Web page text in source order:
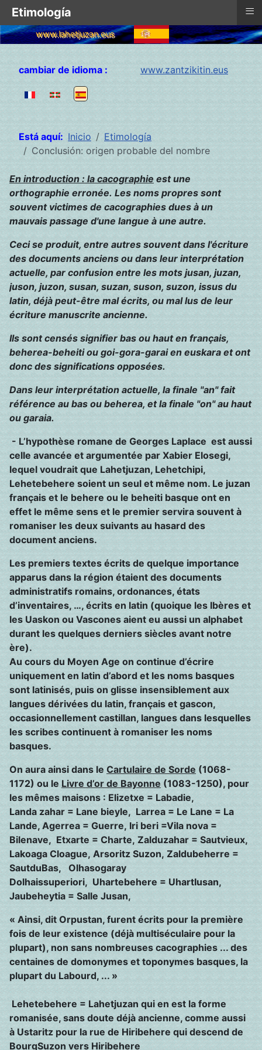
www.lahetjuzan.eus
Seleccione su idioma
cambiar de idioma : www.zantzikitin.eus
Está aquí: Inicio
Etimología
Conclusión: origen probable del nombre
En introduction : la cacographie est une
orthographie erronée. Les noms propres sont
souvent victimes de cacographies dues à un
mauvais passage d'une langue à une autre.
Ceci se produit, entre autres souvent dans l'écriture
des documents anciens ou dans leur interprétation
actuelle, par confusion entre les mots jusan, juzan,
juson, juzon, susan, suzan, suson, suzon, issus du
latin, déjà peut-être mal écrits, ou mal lus de leur
écriture manuscrite ancienne.
Ils sont censés signifier bas ou haut en français,
beherea-beheiti ou goi-gora-garai en euskara et ont
donc des significations opposées.
Dans leur interprétation actuelle, la finale "an" fait
référence au bas ou beherea, et la finale "on" au haut
ou garaia.
- L’hypothèse romane de Georges Laplace est aussi
celle avancée et argumentée par Xabier Elosegi,
lequel voudrait que Lahetjuzan, Lehetchipi,
Lehetebehere soient un seul et même nom. Le juzan
français et le behere ou le beheiti basque ont en
effet le même sens et le premier servira souvent à
romaniser les deux suivants au hasard des
document anciens.
Les premiers textes écrits de quelque importance
apparus dans la région étaient des documents
administratifs romains, ordonances, états
d’inventaires, …, écrits en latin (quoique les Ibères et
les Uaskon ou Vascones aient eu aussi un alphabet
durant les quelques derniers siècles avant notre
ère).
Au cours du Moyen Age on continue d’écrire
uniquement en latin d’abord et les noms basques
sont latinisés, puis on glisse insensiblement aux
langues dérivées du latin, français et gascon,
occasionnellement castillan, langues dans lesquelles
les scribes continuent à romaniser les noms
basques.
On aura ainsi dans le Cartulaire de Sorde (1068-
1172) ou le Livre d’or de Bayonne (1083-1250), pour
les mêmes maisons : Elizetxe = Labadie,
Landa zahar = Lane bieyle, Larrea = Le Lane = La
Lande, Agerrea = Guerre, Iri beri =Vila nova =
Bilenave, Etxarte = Charte, Zalduzahar = Sautvieux,
Lakoaga Cloague, Arsoritz Suzon, Zaldubeherre =
SautduBas, Olhasogaray
Dolhaissuperiori, Uhartebehere = UhartIusan,
Jaubeheytia = Salle Jusan,
« Ainsi, dit Orpustan, furent écrits pour la première
fois de leur existence (déjà multiséculaire pour la
plupart), non sans nombreuses cacographies ... des
centaines de domonymes et toponymes basques, la
plupart du Labourd, ... »
Lehetebehere = Lahetjuzan qui en est la forme
romanisée, sans doute déjà ancienne, comme aussi
à Ustaritz pour la rue de Hiribehere qui descend de
BourgSuzon vers Hiribehere
Etimología ≡